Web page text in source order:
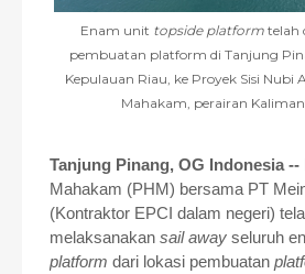
Enam unit topside platform telah
pembuatan platform di Tanjung
Kepulauan Riau, ke Proyek Sisi Nubi
Mahakam, perairan
Tanjung Pinang, OG Indonesia --
Mahakam (PHM) bersama PT
(Kontraktor EPCI dalam negeri)
melaksanakan sail away seluruh
platform dari lokasi pembuatan